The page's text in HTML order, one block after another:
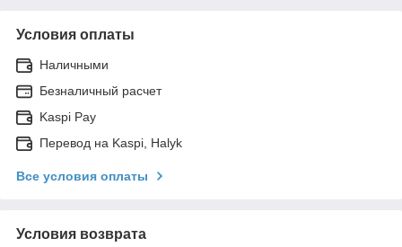
Условия оплаты
Наличными
Безналичный расчет
Kaspi Pay
Перевод на Kaspi, Halyk
Все условия оплаты
Условия возврата